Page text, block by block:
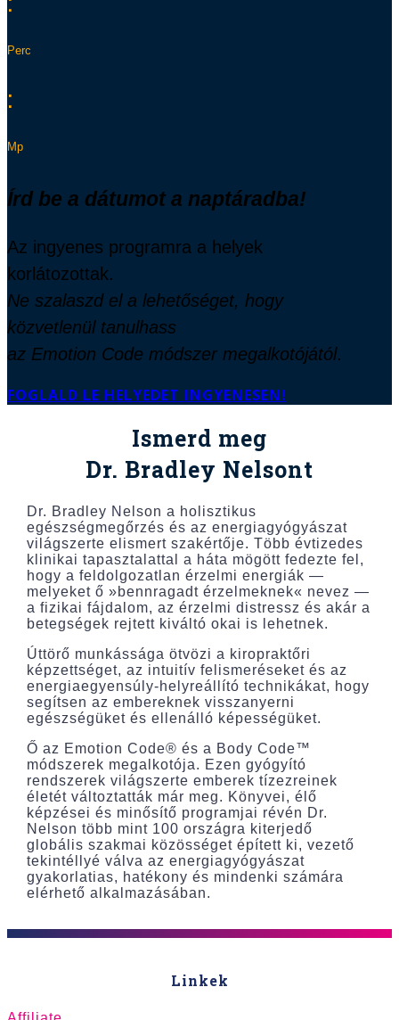
Perc
:
Mp
Írd be a dátumot a naptáradba!
Az ingyenes programra a helyek
korlátozottak.
Ne szalaszd el a lehetőséget, hogy
közvetlenül tanulhass
az Emotion Code módszer megalkotójától.
FOGLALD LE HELYEDET INGYENESEN!
Ismerd meg
Dr. Bradley Nelsont
Dr. Bradley Nelson a holisztikus
egészségmegőrzés és az energiagyógyászat
világszerte elismert szakértője. Több évtizedes
klinikai tapasztalattal a háta mögött fedezte fel,
hogy a feldolgozatlan érzelmi energiák —
melyeket ő »bennragadt érzelmeknek« nevez —
a fizikai fájdalom, az érzelmi distressz és akár a
betegségek rejtett kiváltó okai is lehetnek.
Úttörő munkássága ötvözi a kiropraktőri
képzettséget, az intuitív felismeréseket és az
energiaegyensúly-helyreállító technikákat, hogy
segítsen az embereknek visszanyerni
egészségüket és ellenálló képességüket.
Ő az Emotion Code® és a Body Code™
módszerek megalkotója. Ezen gyógyító
rendszerek világszerte emberek tízezreinek
életét változtatták már meg. Könyvei, élő
képzései és minősítő programjai révén Dr.
Nelson több mint 100 országra kiterjedő
globális szakmai közösséget épített ki, vezető
tekintéllyé válva az energiagyógyászat
gyakorlatias, hatékony és mindenki számára
elérhető alkalmazásában.
Linkek